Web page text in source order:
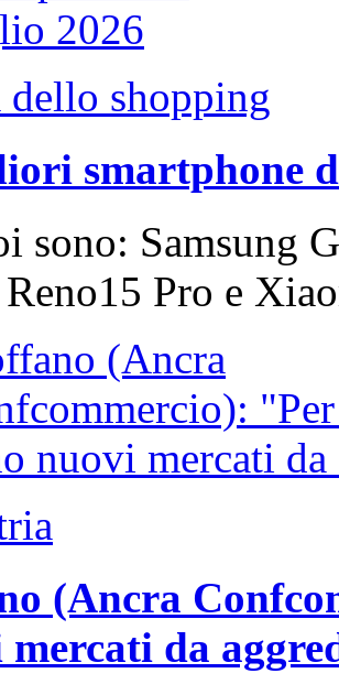
dello shopping
smartphone
sono: Samsung
Reno15 Pro e
(Ancra
mercati da